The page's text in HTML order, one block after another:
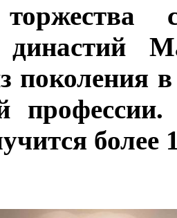
династий
поколения
более